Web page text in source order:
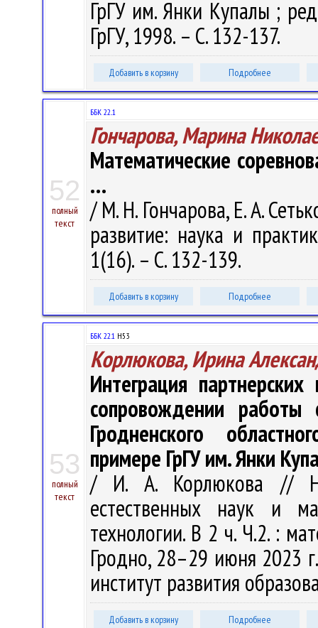
ГрГУ им. Янки Купалы ;
ГрГУ, 1998. – С. 132-137.
Добавить в корзину Подробнее
52
полный
текст
ББК 22..1
Гончарова, Марина
Математические
…
/ М. Н. Гончарова, Е. А.
развитие: наука и
1(16). – С. 132-139.
Добавить в корзину Подробнее
53
полный
текст
ББК 22.1 Н53
Корлюкова, Ирина
Интеграция
сопровождении
Гродненского
примере ГрГУ им. Янки
/ И. А. Корлюкова //
естественных наук и
технологии. В 2 ч. Ч.2. :
Гродно, 28–29 июня 2023
институт развития
Добавить в корзину Подробнее